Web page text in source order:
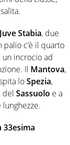
JuveStabia, due
c’è il quarto
incrocio ad
Il Mantova,
loSpezia,
del Sassuolo e a